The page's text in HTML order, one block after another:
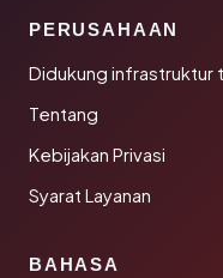
PERUSAHAAN
Didukung infrastruktur
Tentang
Kebijakan Privasi
Syarat Layanan
BAHASA